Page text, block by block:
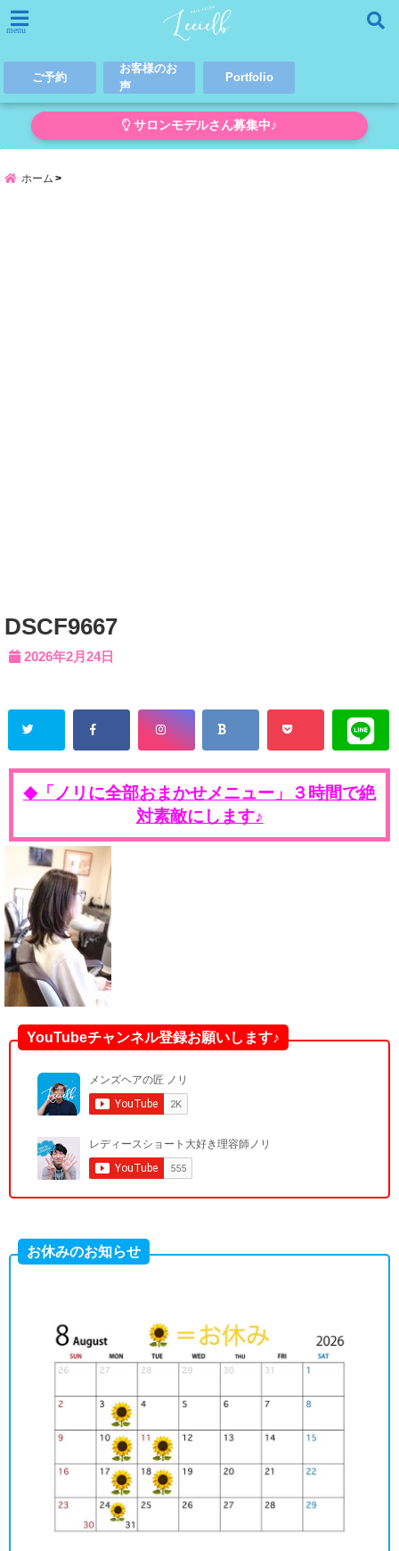
menu
ご予約
お客様のお
声
Portfolio
サロンモデルさん募集中♪
ホーム
DSCF9667
2026年2月24日
◆
「ノリに全部おまかせメニュー」３時間で絶
対素敵にします♪
YouTubeチャンネル登録お願いします♪
お休みのお知らせ